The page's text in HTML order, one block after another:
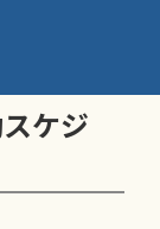
ケジ